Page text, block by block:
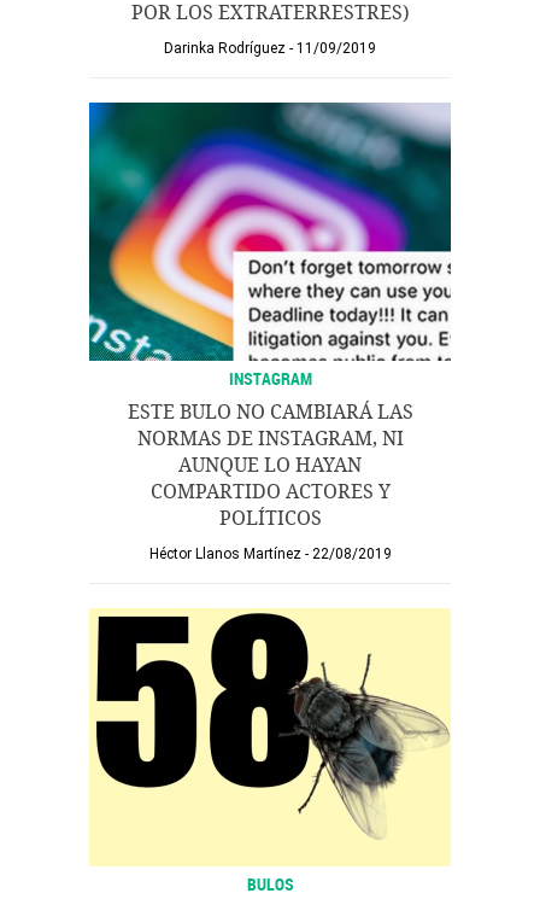
POR LOS EXTRATERRESTRES)
Darinka Rodríguez 11/09/2019
INSTAGRAM
ESTE BULO NO CAMBIARÁ LAS
NORMAS DE INSTAGRAM, NI
AUNQUE LO HAYAN
COMPARTIDO ACTORES Y
POLÍTICOS
Héctor Llanos Martínez 22/08/2019
BULOS